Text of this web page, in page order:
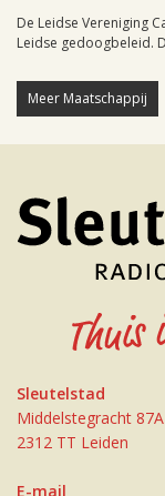
De Leidse Vereniging
Leidse gedoogbeleid.
Meer Maatschappij
Sleutelstad
Middelstegracht 87A
2312 TT Leiden
E-mail